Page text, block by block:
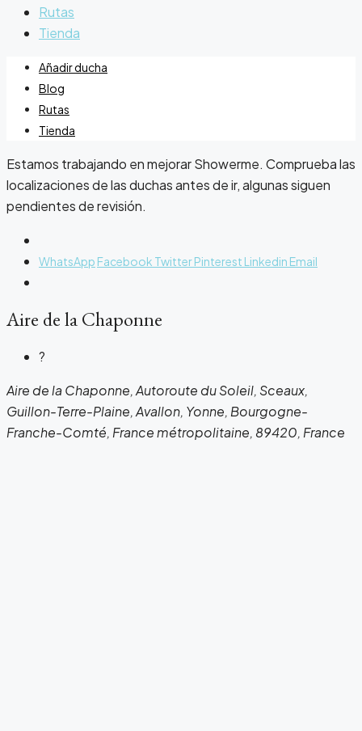
Rutas
Tienda
Añadir ducha
Blog
Rutas
Tienda
Estamos trabajando en mejorar Showerme. Comprueba las
localizaciones de las duchas antes de ir, algunas siguen
pendientes de revisión.
WhatsApp Facebook TwitterPinterest Linkedin Email
Aire de la Chaponne
?
Aire de la Chaponne, Autoroute du Soleil, Sceaux,
Guillon-Terre-Plaine, Avallon, Yonne, Bourgogne-
Franche-Comté, France métropolitaine, 89420, France